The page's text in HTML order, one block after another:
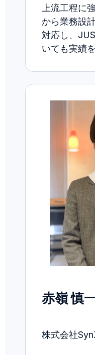
上流工程に
から業務設
対応し、
いても実績
赤嶺 慎
株式会社